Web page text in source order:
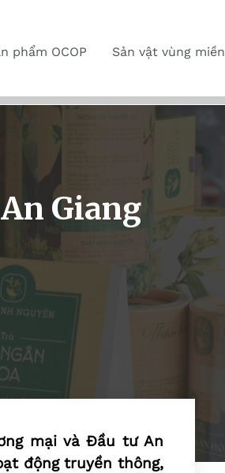
phẩm OCOP Sản vật vùng miền
Giang
mại và Đầu tư An
động truyền thông,